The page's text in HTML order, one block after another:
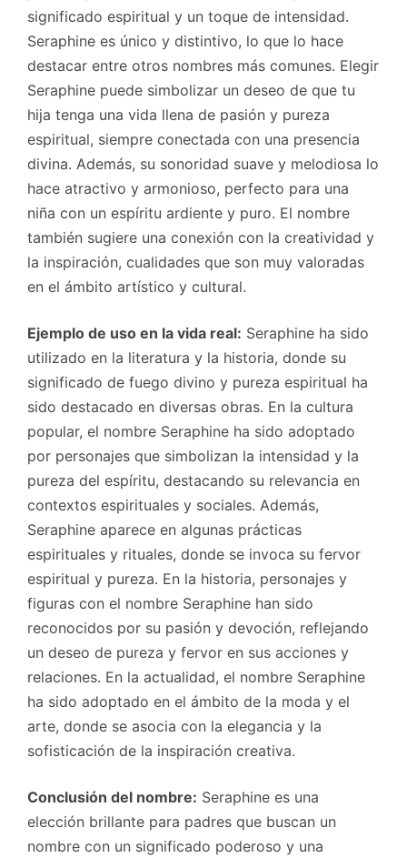
significado espiritual y un toque de intensidad.
Seraphine es único y distintivo, lo que lo hace
destacar entre otros nombres más comunes. Elegir
Seraphine puede simbolizar un deseo de que tu
hija tenga una vida llena de pasión y pureza
espiritual, siempre conectada con una presencia
divina. Además, su sonoridad suave y melodiosa lo
hace atractivo y armonioso, perfecto para una
niña con un espíritu ardiente y puro. El nombre
también sugiere una conexión con la creatividad y
la inspiración, cualidades que son muy valoradas
en el ámbito artístico y cultural.
Ejemplo de uso en la vida real: Seraphine ha sido
utilizado en la literatura y la historia, donde su
significado de fuego divino y pureza espiritual ha
sido destacado en diversas obras. En la cultura
popular, el nombre Seraphine ha sido adoptado
por personajes que simbolizan la intensidad y la
pureza del espíritu, destacando su relevancia en
contextos espirituales y sociales. Además,
Seraphine aparece en algunas prácticas
espirituales y rituales, donde se invoca su fervor
espiritual y pureza. En la historia, personajes y
figuras con el nombre Seraphine han sido
reconocidos por su pasión y devoción, reflejando
un deseo de pureza y fervor en sus acciones y
relaciones. En la actualidad, el nombre Seraphine
ha sido adoptado en el ámbito de la moda y el
arte, donde se asocia con la elegancia y la
sofisticación de la inspiración creativa.
Conclusión del nombre: Seraphine es una
elección brillante para padres que buscan un
nombre con un significado poderoso y una